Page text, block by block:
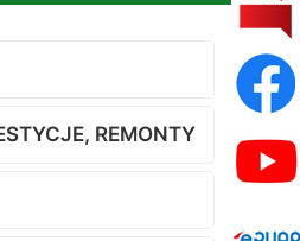
REMONTY